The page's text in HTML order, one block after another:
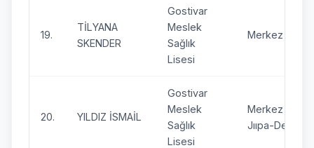
19.
TİLYANA
SKENDER
Gostivar
Meslek
Sağlık
Lisesi
Merkez Jupa
20. YILDIZ İSMAİL
Gostivar
Meslek
Sağlık
Lisesi
Merkez
Jııpa-Debre